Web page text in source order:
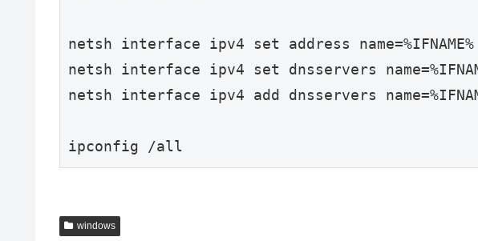
netsh interface ipv4 set address name=%IFNAME%
netsh interface ipv4 set dnsservers
netsh interface ipv4 add dnsservers
windows